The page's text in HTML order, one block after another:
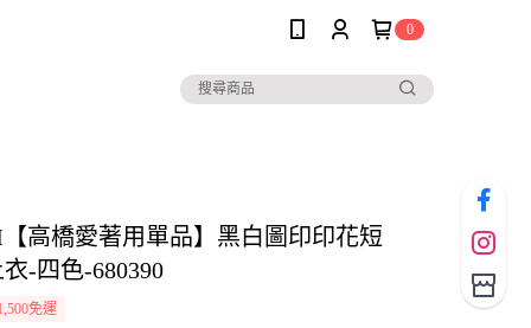
0
高橋愛著用單品】黑白圖印印花短
-四色-680390
免運